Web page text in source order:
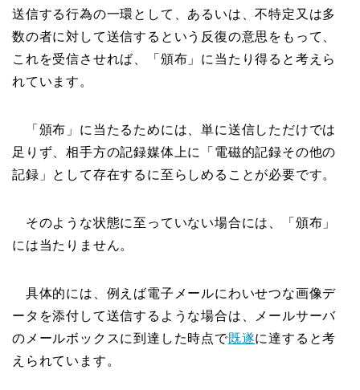
送信する行為の一環として、あるいは、不特定又は多
数の者に対して送信するという反復の意思をもって、
これを受信させれば、「頒布」に当たり得ると考えら
れています。
「頒布」に当たるためには、単に送信しただけでは
足りず、相手方の記録媒体上に「電磁的記録その他の
記録」として存在するに至らしめることが必要です。
そのような状態に至っていない場合には、「頒布」
には当たりません。
具体的には、例えば電子メールにわいせつな画像デ
ータを添付して送信するような場合は、メールサーバ
のメールボックスに到達した時点で既遂に達すると考
えられています。